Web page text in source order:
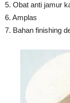
5. Obat anti jamur
6. Amplas
7. Bahan finishing